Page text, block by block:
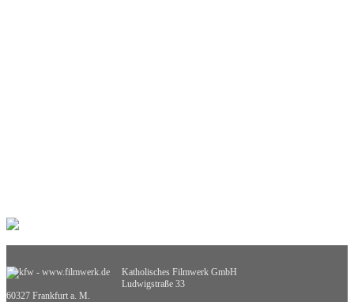
Verkehrserziehung
Wirtschaftskunde
Sachgebietsübergreifende Medien
Katholisches Filmwerk GmbH
Ludwigstraße 33
60327 Frankfurt a. M.